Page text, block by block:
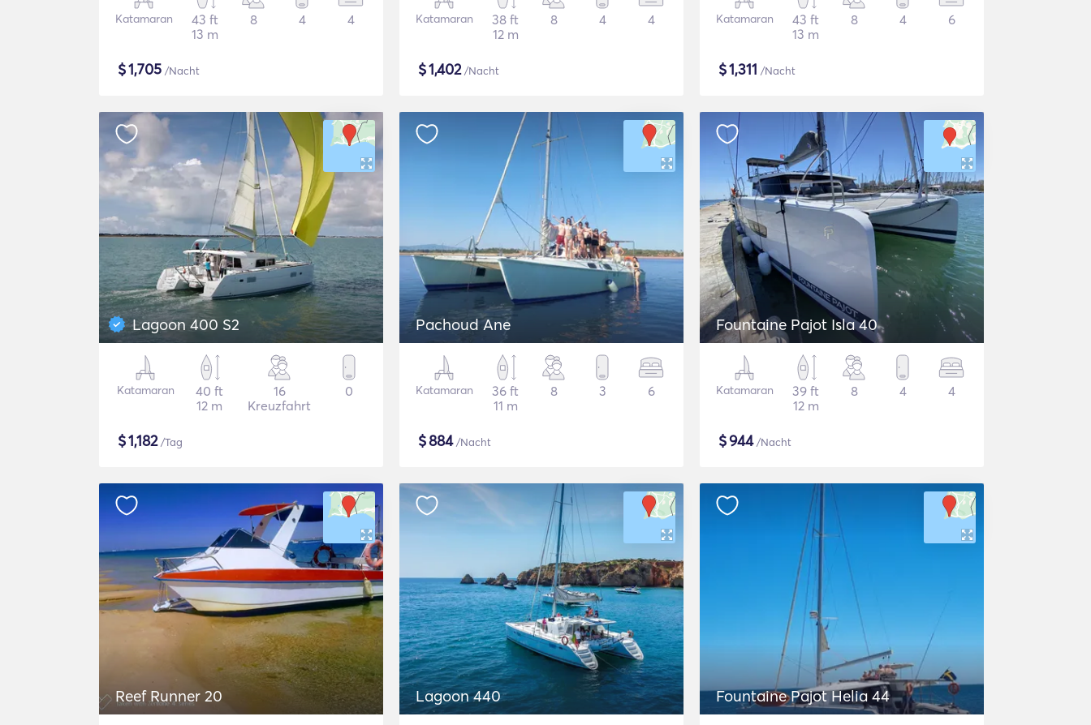
Katamaran
43 ft
13 m
8 4 4
$1,705 /Nacht
Katamaran
38 ft
12 m
8 4 4
$1,402/Nacht
Katamaran
43 ft
13 m
8 4 6
$1,311 /Nacht
Lagoon 400 S2
Katamaran
40 ft
12 m
16
Kreuzfahrt
0
$1,182/Tag
Pachoud Ane
Katamaran
36 ft
11 m
8 3 6
$884/Nacht
Fountaine Pajot Isla 40
Katamaran
39 ft
12 m
8 4 4
$944/Nacht
Reef Runner 20 Lagoon 440 Fountaine Pajot Helia 44